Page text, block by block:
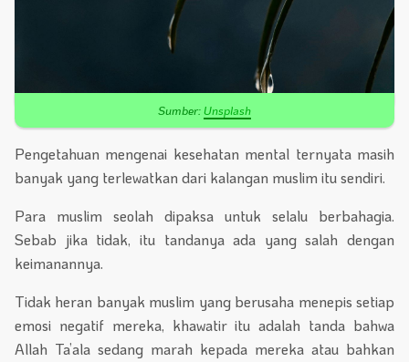
Sumber:Unsplash
Pengetahuan mengenai kesehatan mental ternyata masih
banyak yang terlewatkan dari kalangan muslim itu sendiri.
Para muslim seolah dipaksa untuk selalu berbahagia.
Sebab jika tidak, itu tandanya ada yang salah dengan
keimanannya.
Tidak heran banyak muslim yang berusaha menepis setiap
emosi negatif mereka, khawatir itu adalah tanda bahwa
Allah Ta’ala sedang marah kepada mereka atau bahkan